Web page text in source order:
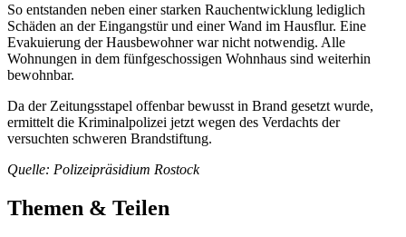
So entstanden neben einer starken Rauchentwicklung lediglich
Schäden an der Eingangstür und einer Wand im Hausflur. Eine
Evakuierung der Hausbewohner war nicht notwendig. Alle
Wohnungen in dem fünfgeschossigen Wohnhaus sind weiterhin
bewohnbar.
Da der Zeitungsstapel offenbar bewusst in Brand gesetzt wurde,
ermittelt die Kriminalpolizei jetzt wegen des Verdachts der
versuchten schweren Brandstiftung.
Quelle: Polizeipräsidium Rostock
Themen & Teilen